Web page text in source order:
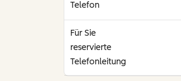
Telefon
Für Sie
reservierte
Telefonleitung